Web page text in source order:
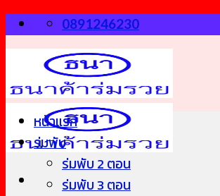
Skip
to
content
0891246230
หน้าแรก
ร่มพับ
ร่มพับ 2 ตอน
ร่มพับ 3 ตอน